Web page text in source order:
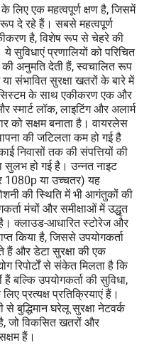
के लिए एक महत्वपूर्ण क्षण है, जिसमें
रूप दे रहे हैं। सबसे महत्वपूर्ण
है, विशेष रूप से चेहरे की
प्रणालियों को परिचित
अनुमति देती हैं, स्वचालित रूप
संभावित सुरक्षा खतरों के बारे में
के साथ एकीकरण एक और
स्मार्ट लॉक, लाइटिंग और अलार्म
सक्षम बनाता है। वायरलेस
की जटिलता कम हो गई है
निवासों तक की संपत्तियों की
सुलभ हो गई है। उन्नत नाइट
1080p या उच्चतर) यह
की स्थिति में भी आगंतुकों की
मंचों और समीक्षाओं में उद्धृत
है। क्लाउड-आधारित स्टोरेज और
किया है, जिससे उपयोगकर्ता
और डेटा सुरक्षा की एक
रिपोर्टों से संकेत मिलता है कि
बल्कि उपयोगकर्ता की सुविधा,
प्रत्यक्ष प्रतिक्रियाएं हैं।
बुद्धिमान घरेलू सुरक्षा नेटवर्क
जो विकसित खतरों और
हैं।